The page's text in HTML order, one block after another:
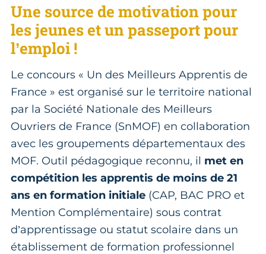
Une source de motivation pour
les jeunes et un passeport pour
l’emploi !
Le concours « Un des Meilleurs Apprentis de
France » est organisé sur le territoire national
par la Société Nationale des Meilleurs
Ouvriers de France (SnMOF) en collaboration
avec les groupements départementaux des
MOF. Outil pédagogique reconnu, il met en
compétition les apprentis de moins de 21
ans en formation initiale (CAP, BAC PRO et
Mention Complémentaire) sous contrat
d’apprentissage ou statut scolaire dans un
établissement de formation professionnel